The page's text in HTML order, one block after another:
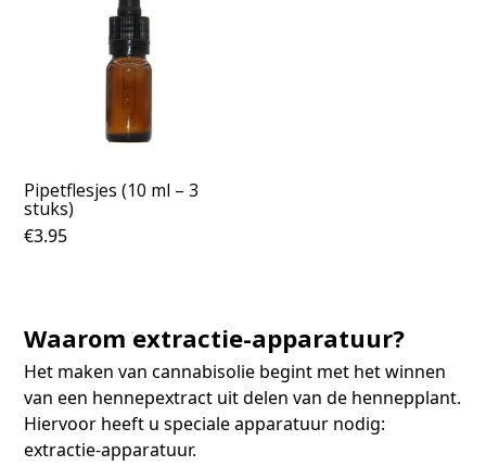
Pipetflesjes (10 ml – 3
stuks)
€3.95
Waarom extractie-apparatuur?
Het maken van cannabisolie begint met het winnen
van een hennepextract uit delen van de hennepplant.
Hiervoor heeft u speciale apparatuur nodig:
extractie-apparatuur.